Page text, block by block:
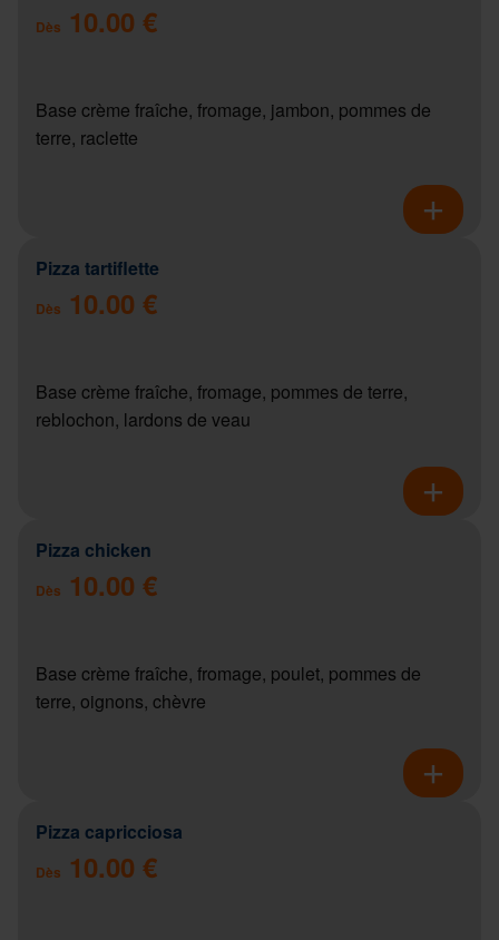
Dès 10.00 €
Base crème fraîche, fromage, jambon, pommes de
terre, raclette
Pizza tartiflette
Dès 10.00 €
Base crème fraîche, fromage, pommes de terre,
reblochon, lardons de veau
Pizza chicken
Dès 10.00 €
Base crème fraîche, fromage, poulet, pommes de
terre, oignons, chèvre
Pizza capricciosa
Dès 10.00 €